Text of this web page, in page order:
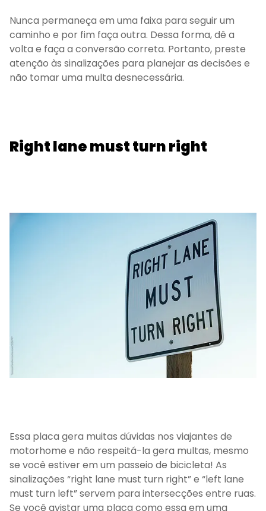
Nunca permaneça em uma faixa para seguir um
caminho e por fim faça outra. Dessa forma, dê a
volta e faça a conversão correta. Portanto, preste
atenção às sinalizações para planejar as decisões e
não tomar uma multa desnecessária.
Right lane must turn right
Essa placa gera muitas dúvidas nos viajantes de
motorhome e não respeitá-la gera multas, mesmo
se você estiver em um passeio de bicicleta! As
sinalizações “right lane must turn right” e “left lane
must turn left” servem para intersecções entre ruas.
Se você avistar uma placa como essa em uma